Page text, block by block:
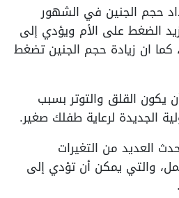
حجم الجنين في الشهور
الضغط على الأم ويؤدي إلى
كما ان زيادة حجم الجنين تضغط
يكون القلق والتوتر بسبب
الجديدة لرعاية طفلك صغير.
العديد من التغيرات
والتي يمكن أن تؤدي إلى